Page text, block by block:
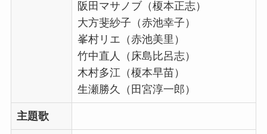
阪田マサノブ（榎本正志）
大方斐紗子（赤池幸子）
峯村リエ（赤池美里）
竹中直人（床島比呂志）
木村多江（榎本早苗）
生瀬勝久（田宮淳一郎）
主題歌